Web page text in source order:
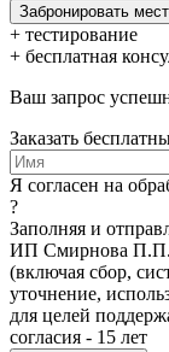
+ тестирование
+ бесплатная
Ваш запрос
Заказать
Я согласен на
?
Заполняя и
ИП Смирнова П.П.
(включая сбор,
уточнение,
для целей
согласия - 15 лет